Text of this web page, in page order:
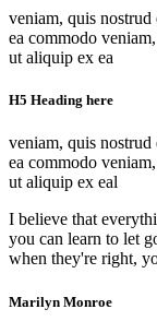
veniam, quis
ea commodo
ut aliquip ex ea
H5 Heading here
veniam, quis
ea commodo
ut aliquip ex eal
I believe that
you can learn to let
when they're right,
Marilyn Monroe